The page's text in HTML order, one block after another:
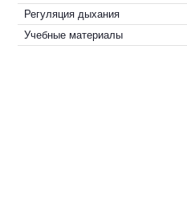
Регуляция дыхания
Учебные материалы